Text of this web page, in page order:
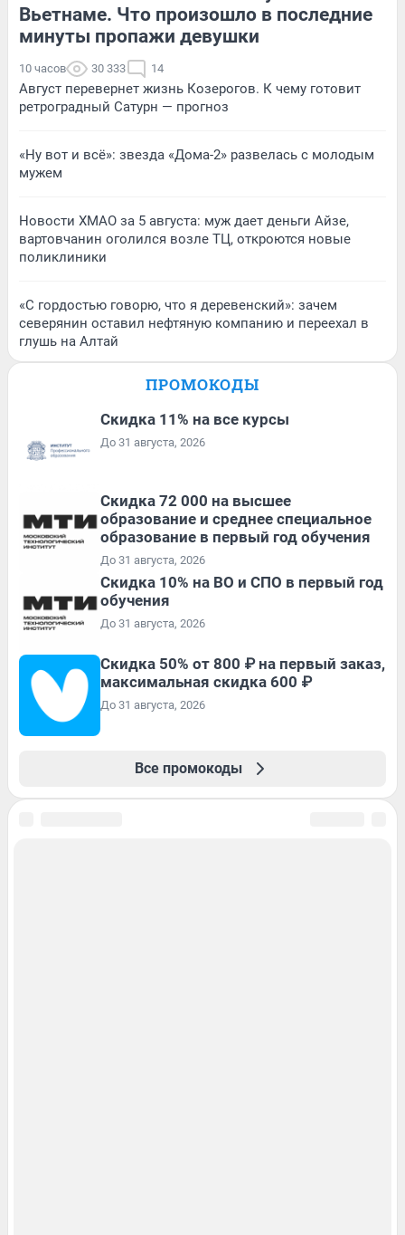
Вьетнаме. Что произошло в последние
минуты пропажи девушки
10 часов 30 333 14
Август перевернет жизнь Козерогов. К чему готовит
ретроградный Сатурн — прогноз
«Ну вот и всё»: звезда «Дома-2» развелась с молодым
мужем
Новости ХМАО за 5 августа: муж дает деньги Айзе,
вартовчанин оголился возле ТЦ, откроются новые
поликлиники
«С гордостью говорю, что я деревенский»: зачем
северянин оставил нефтяную компанию и переехал в
глушь на Алтай
ПРОМОКОДЫ
Скидка 11% на все курсы
До 31 августа, 2026
Скидка 72 000 на высшее
образование и среднее специальное
образование в первый год обучения
До 31 августа, 2026
Скидка 10% на ВО и СПО в первый год
обучения
До 31 августа, 2026
Скидка 50% от 800 ₽ на первый заказ,
максимальная скидка 600 ₽
До 31 августа, 2026
Все промокоды